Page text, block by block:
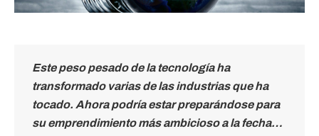
Este peso pesado de la tecnología ha
transformado varias de las industrias que ha
tocado. Ahora podría estar preparándose para
su emprendimiento más ambicioso a la fecha…